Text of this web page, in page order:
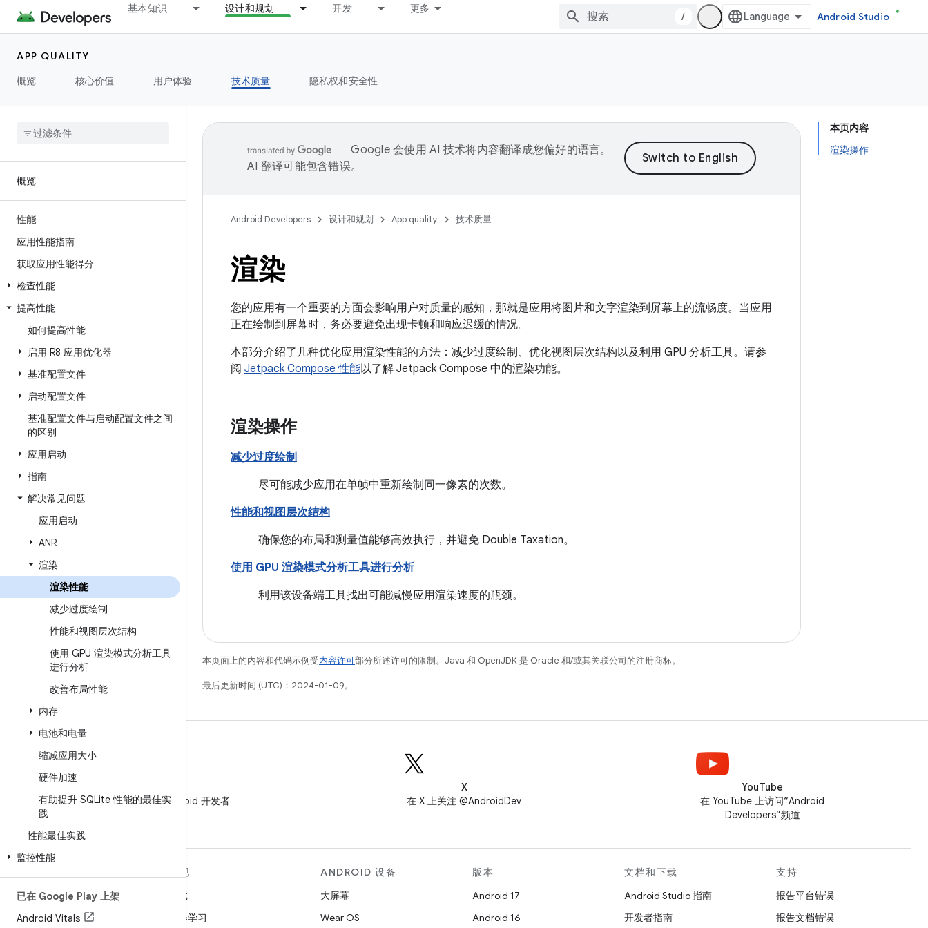
基本知识 设计和规划 开发 更多
/ Android Studio
APP QUALITY
概览
核心价值 用户体验 技术质量 隐私权和安全性
概览
性能
应用性能指南
获取应用性能得分
检查性能
提高性能
如何提高性能
启用 R8 应用优化器
基准配置文件
启动配置文件
基准配置文件与启动配置文件之间
的区别
应用启动
指南
解决常见问题
应用启动
ANR
渲染
渲染性能
减少过度绘制
性能和视图层次结构
使用 GPU 渲染模式分析工具
进行分析
改善布局性能
内存
电池和电量
缩减应用大小
硬件加速
有助提升 SQLite 性能的最佳实
践
性能最佳实践
监控性能
已在 Google Play 上架
Android Vitals
本页内容
渲染操作
Google 会使用 AI 技术将内容翻译成您偏好的语言。
AI 翻译可能包含错误。
Android Developers 设计和规划 App quality 技术质量
渲染
您的应用有一个重要的方面会影响用户对质量的感知，那就是应用将图片和文字渲染到屏幕上的流畅度。当应用
正在绘制到屏幕时，务必要避免出现卡顿和响应迟缓的情况。
本部分介绍了几种优化应用渲染性能的方法：减少过度绘制、优化视图层次结构以及利用 GPU 分析工具。请参
阅 Jetpack Compose 性能以了解 Jetpack Compose 中的渲染功能。
渲染操作
减少过度绘制
尽可能减少应用在单帧中重新绘制同一像素的次数。
性能和视图层次结构
确保您的布局和测量值能够高效执行，并避免 Double Taxation。
使用 GPU 渲染模式分析工具进行分析
利用该设备端工具找出可能减慢应用渲染速度的瓶颈。
本页面上的内容和代码示例受内容许可部分所述许可的限制。Java 和 OpenJDK 是 Oracle 和/或其关联公司的注册商标。
最后更新时间 (UTC)：2024-01-09。
在微信中关注 Android 开发者
X
在 X 上关注 @AndroidDev
YouTube
在 YouTube 上访问“Android
Developers”频道
Android
适用于企业的 Android
发现
游戏
机器学习
ANDROID 设备
大屏幕
Wear OS
版本
Android 17
Android 16
文档和下载
Android Studio 指南
开发者指南
支持
报告平台错误
报告文档错误